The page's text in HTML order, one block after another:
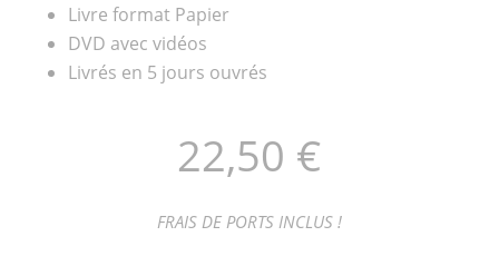
Livre format Papier
DVD avec vidéos
Livrés en 5 jours ouvrés
22,50 €
FRAIS DE PORTS INCLUS !